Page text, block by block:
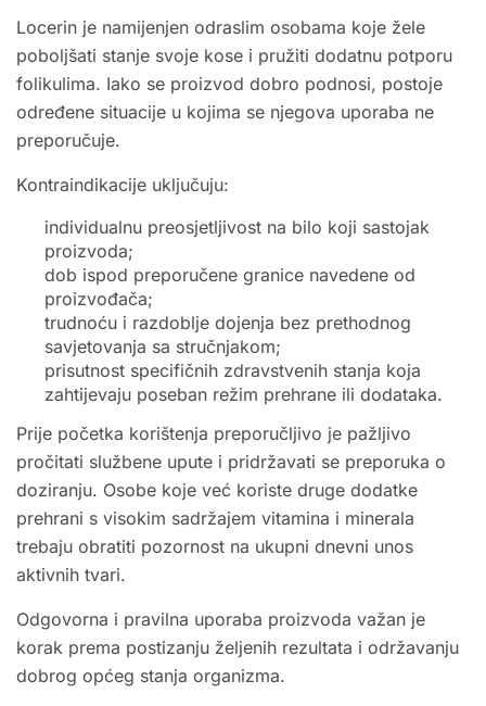
Locerin je namijenjen odraslim osobama koje žele
poboljšati stanje svoje kose i pružiti dodatnu potporu
folikulima. Iako se proizvod dobro podnosi, postoje
određene situacije u kojima se njegova uporaba ne
preporučuje.
Kontraindikacije uključuju:
individualnu preosjetljivost na bilo koji sastojak
proizvoda;
dob ispod preporučene granice navedene od
proizvođača;
trudnoću i razdoblje dojenja bez prethodnog
savjetovanja sa stručnjakom;
prisutnost specifičnih zdravstvenih stanja koja
zahtijevaju poseban režim prehrane ili dodataka.
Prije početka korištenja preporučljivo je pažljivo
pročitati službene upute i pridržavati se preporuka o
doziranju. Osobe koje već koriste druge dodatke
prehrani s visokim sadržajem vitamina i minerala
trebaju obratiti pozornost na ukupni dnevni unos
aktivnih tvari.
Odgovorna i pravilna uporaba proizvoda važan je
korak prema postizanju željenih rezultata i održavanju
dobrog općeg stanja organizma.